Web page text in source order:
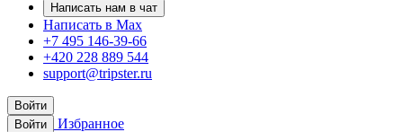
Написать нам в чат
Написать в Max
+7 495 146-39-66
+420 228 889 544
support@tripster.ru
Войти
Войти
Избранное